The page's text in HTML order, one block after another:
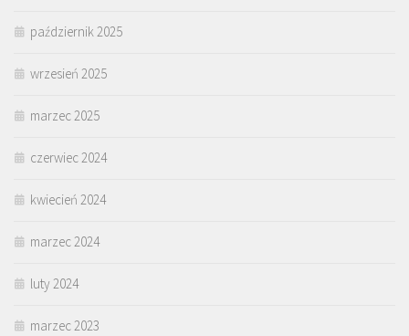
październik 2025
wrzesień 2025
marzec 2025
czerwiec 2024
kwiecień 2024
marzec 2024
luty 2024
marzec 2023